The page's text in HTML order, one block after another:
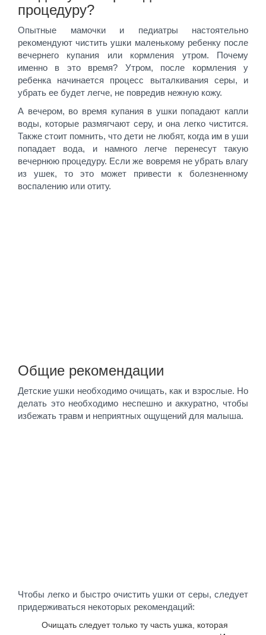
процедуру?
Опытные мамочки и педиатры настоятельно
рекомендуют чистить ушки маленькому ребенку после
вечернего купания или кормления утром. Почему
именно в это время? Утром, после кормления у
ребенка начинается процесс выталкивания серы, и
убрать ее будет легче, не повредив нежную кожу.
А вечером, во время купания в ушки попадают капли
воды, которые размягчают серу, и она легко чистится.
Также стоит помнить, что дети не любят, когда им в уши
попадает вода, и намного легче перенесут такую
вечернюю процедуру. Если же вовремя не убрать влагу
из ушек, то это может привести к болезненному
воспалению или отиту.
Общие рекомендации
Детские ушки необходимо очищать, как и взрослые. Но
делать это необходимо неспешно и аккуратно, чтобы
избежать травм и неприятных ощущений для малыша.
Чтобы легко и быстро очистить ушки от серы, следует
придерживаться некоторых рекомендаций:
Очищать следует только ту часть ушка, которая